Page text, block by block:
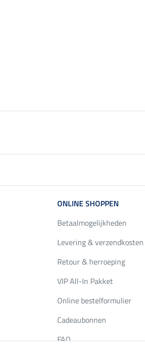
ONLINE SHOPPEN
Betaalmogelijkheden
Levering & verzendkosten
Retour & herroeping
VIP All-In Pakket
Online bestelformulier
Cadeaubonnen
FAQ